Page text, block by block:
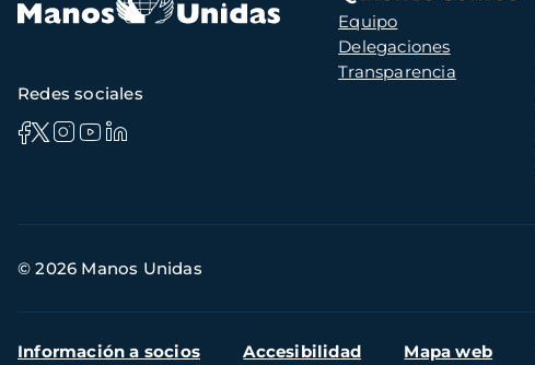
principal
Equipo
Delegaciones
Transparencia
Redes sociales
de
© 2026 Manos Unidas
Menú
Información a socios Accesibilidad Mapa web